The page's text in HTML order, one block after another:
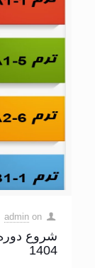
admin on
شروع
1404